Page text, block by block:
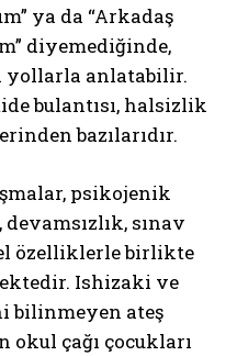
ya da “Arkadaş
diyemediğinde,
yollarla anlatabilir.
bulantısı, halsizlik
bazılarıdır.
psikojenik
sınav
özelliklerle birlikte
Ishizaki ve
bilinmeyen ateş
çağı çocukları